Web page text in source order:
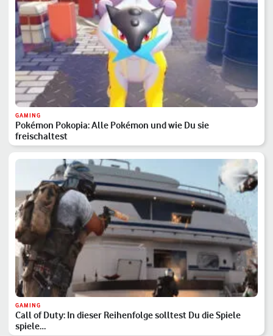
GAMING
Pokémon Pokopia: Alle Pokémon und wie Du sie
freischaltest
GAMING
Call of Duty: In dieser Reihenfolge solltest Du die Spiele
spiele…